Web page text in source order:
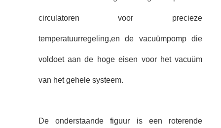
circulatoren voor precieze
temperatuurregeling,en de vacuümpomp die
voldoet aan de hoge eisen voor het vacuüm
van het gehele systeem.
De onderstaande figuur is een roterende